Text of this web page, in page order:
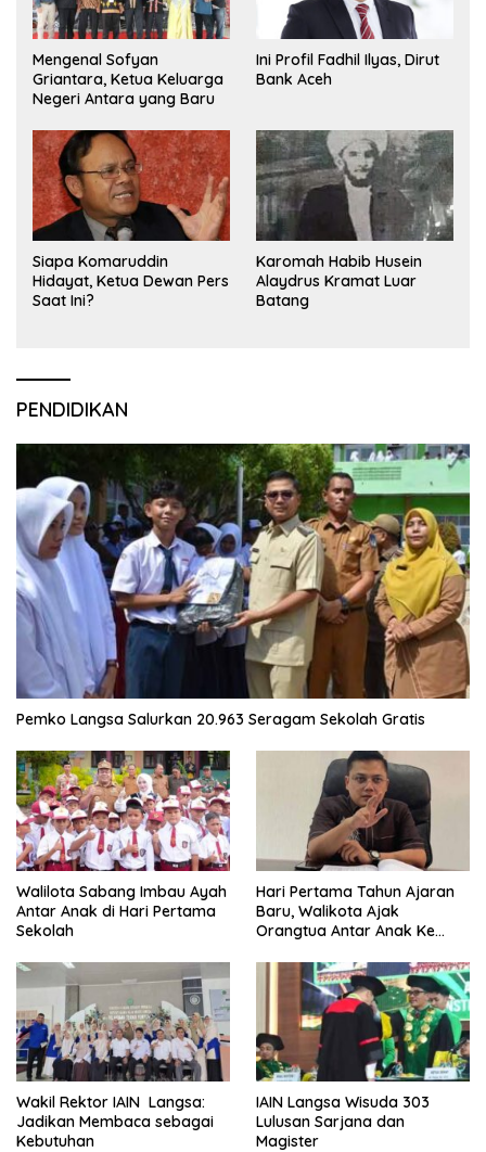
Mengenal Sofyan
Griantara, Ketua Keluarga
Negeri Antara yang Baru
Ini Profil Fadhil Ilyas, Dirut
Bank Aceh
Siapa Komaruddin
Hidayat, Ketua Dewan Pers
Saat Ini?
Karomah Habib Husein
Alaydrus Kramat Luar
Batang
PENDIDIKAN
Pemko Langsa Salurkan 20.963 Seragam Sekolah Gratis
Walilota Sabang Imbau Ayah
Antar Anak di Hari Pertama
Sekolah
Hari Pertama Tahun Ajaran
Baru, Walikota Ajak
Orangtua Antar Anak Ke
Wakil Rektor IAIN Langsa:
Jadikan Membaca sebagai
Kebutuhan
IAIN Langsa Wisuda 303
Lulusan Sarjana dan
Magister